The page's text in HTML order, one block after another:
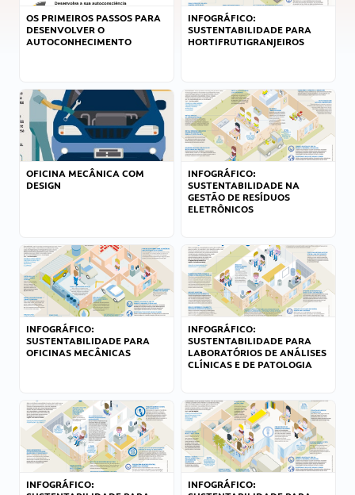
OS PRIMEIROS PASSOS PARA
DESENVOLVER O
AUTOCONHECIMENTO
INFOGRÁFICO:
SUSTENTABILIDADE PARA
HORTIFRUTIGRANJEIROS
OFICINA MECÂNICA COM
DESIGN
INFOGRÁFICO:
SUSTENTABILIDADE NA
GESTÃO DE RESÍDUOS
ELETRÔNICOS
INFOGRÁFICO:
SUSTENTABILIDADE PARA
OFICINAS MECÂNICAS
INFOGRÁFICO:
SUSTENTABILIDADE PARA
LABORATÓRIOS DE ANÁLISES
CLÍNICAS E DE PATOLOGIA
INFOGRÁFICO:
INFOGRÁFICO: